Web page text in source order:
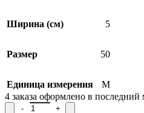
Ширина (см) 5
Размер 50
Единица измерения
М
4 заказа оформлено в последний
Количество товара Лента для